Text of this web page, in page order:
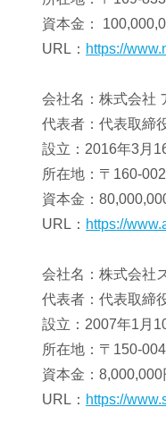
資本金：
URL： https://
会社名：株式会社
代表者：代表取締
設立：2016年3月
所在地：〒160-
資本金：
URL： https://
会社名：株式会社
代表者：代表取
設立：2007年1月
所在地：〒150-
資本金：8,000,000
URL： https://